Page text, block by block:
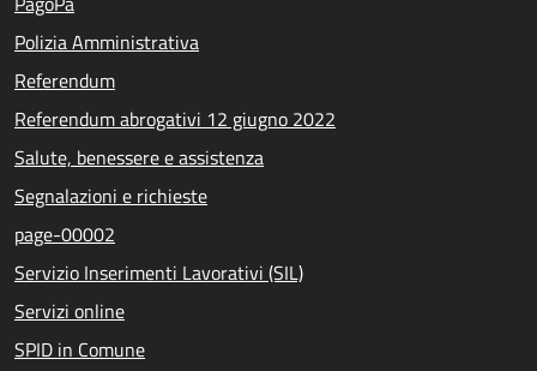
Polizia Amministrativa
Referendum
Referendum abrogativi 12 giugno 2022
Salute, benessere e assistenza
Segnalazioni e richieste
page-00002
Servizio Inserimenti Lavorativi (SIL)
Servizi online
SPID in Comune